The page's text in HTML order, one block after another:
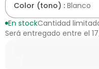
Color (tono) : Blanco
En stockCantidad
Será entregado entre el